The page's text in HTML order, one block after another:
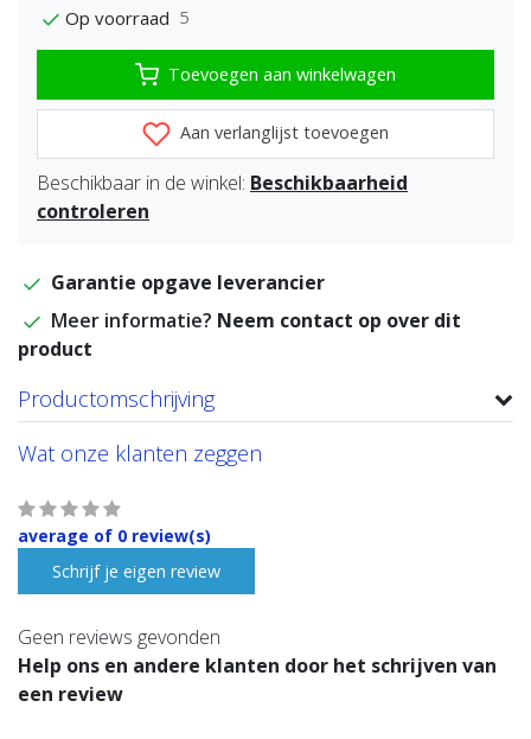
Op voorraad 5
Toevoegen aan winkelwagen
Aan verlanglijst toevoegen
Beschikbaar in de winkel: Beschikbaarheid
controleren
Garantie opgave leverancier
Meer informatie? Neem contact op over dit
product
Productomschrijving
Wat onze klanten zeggen
average of 0 review(s)
Schrijf je eigen review
Geen reviews gevonden
Help ons en andere klanten door het schrijven van
een review